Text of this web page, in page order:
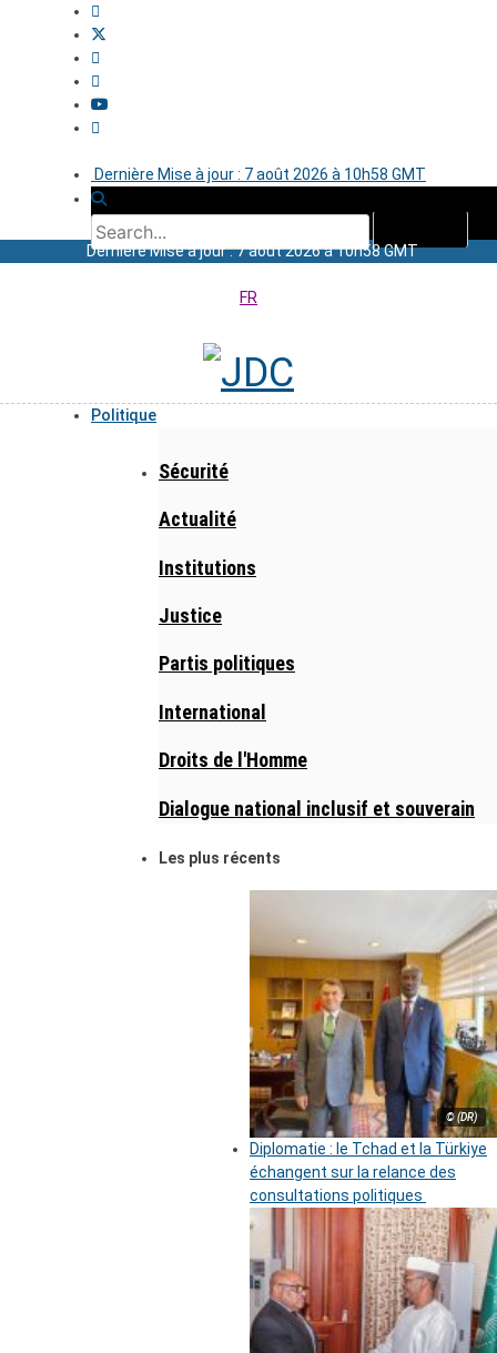
Dernière Mise à jour : 7 août 2026 à 10h58 GMT
Dernière Mise à jour : 7 août 2026 à 10h58 GMT
FR
Politique
Sécurité
Actualité
Institutions
Justice
Partis politiques
International
Droits de l'Homme
Dialogue national inclusif et souverain
Les plus récents
© (DR)
Diplomatie : le Tchad et la Türkiye
échangent sur la relance des
consultations politiques